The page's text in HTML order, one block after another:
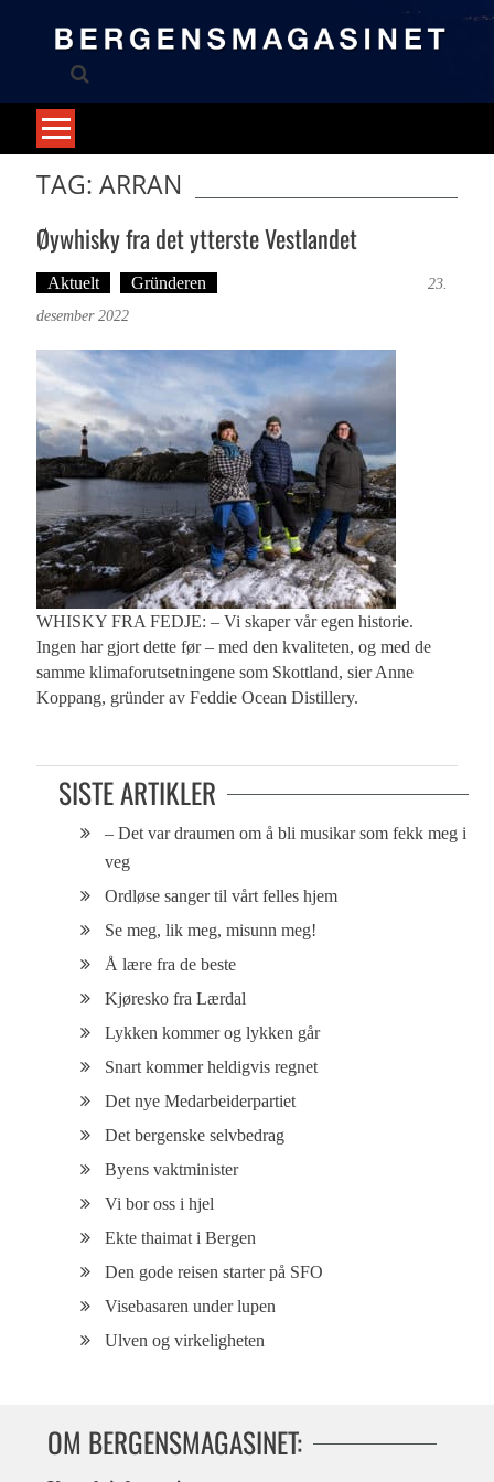
TAG: ARRAN
Øywhisky fra det ytterste Vestlandet
Aktuelt Gründeren
23.
desember 2022
WHISKY FRA FEDJE: – Vi skaper vår egen historie.
Ingen har gjort dette før – med den kvaliteten, og med de
samme klimaforutsetningene som Skottland, sier Anne
Koppang, gründer av Feddie Ocean Distillery.
SISTE ARTIKLER
– Det var draumen om å bli musikar som fekk meg i
veg
Ordløse sanger til vårt felles hjem
Se meg, lik meg, misunn meg!
Å lære fra de beste
Kjøresko fra Lærdal
Lykken kommer og lykken går
Snart kommer heldigvis regnet
Det nye Medarbeiderpartiet
Det bergenske selvbedrag
Byens vaktminister
Vi bor oss i hjel
Ekte thaimat i Bergen
Den gode reisen starter på SFO
Visebasaren under lupen
Ulven og virkeligheten
OM BERGENSMAGASINET: